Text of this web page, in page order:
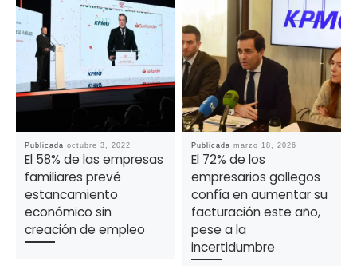
Publicada octubre 3, 2022
El 58% de las empresas
familiares prevé
estancamiento
económico sin
creación de empleo
Publicada marzo 18, 2026
El 72% de los
empresarios gallegos
confía en aumentar su
facturación este año,
pese a la
incertidumbre